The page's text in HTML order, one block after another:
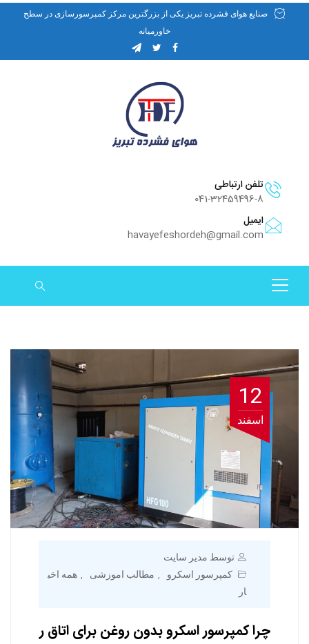
صنایع هوای فشرده تبریز یکی از بزرگترین مرکز کمپرسورسازی در سطح
خاورمیانه
تلفن ارتباطی
041-32459496-8
ایمیل
havayefeshordeh@gmail.com
12
اسفند
توسط مدیر سایت
کمپرسور اسکرو
, مطالب اموزشی , همه اخب
ار
چرا کمپرسور اسکرو بدون روغن برای اتاق ر